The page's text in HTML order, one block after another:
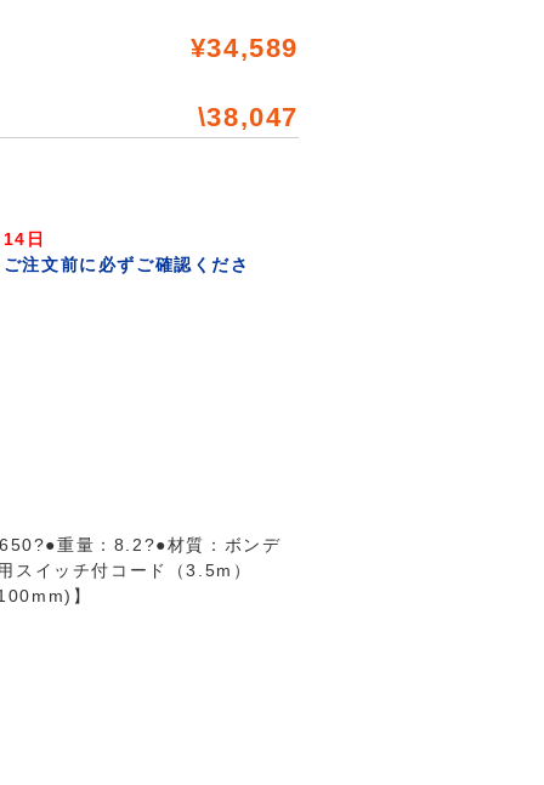
¥34,589
\38,047
日
注文前に必ずご確認くださ
重量：8.2?●材質：ボンデ
イッチ付コード（3.5m）
】